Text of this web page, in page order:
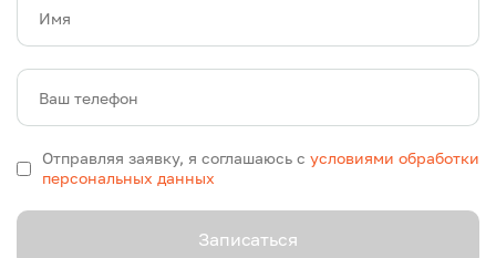
Имя
Ваш телефон
Отправляя заявку, я соглашаюсь с условиями обработки
персональных данных
Записаться